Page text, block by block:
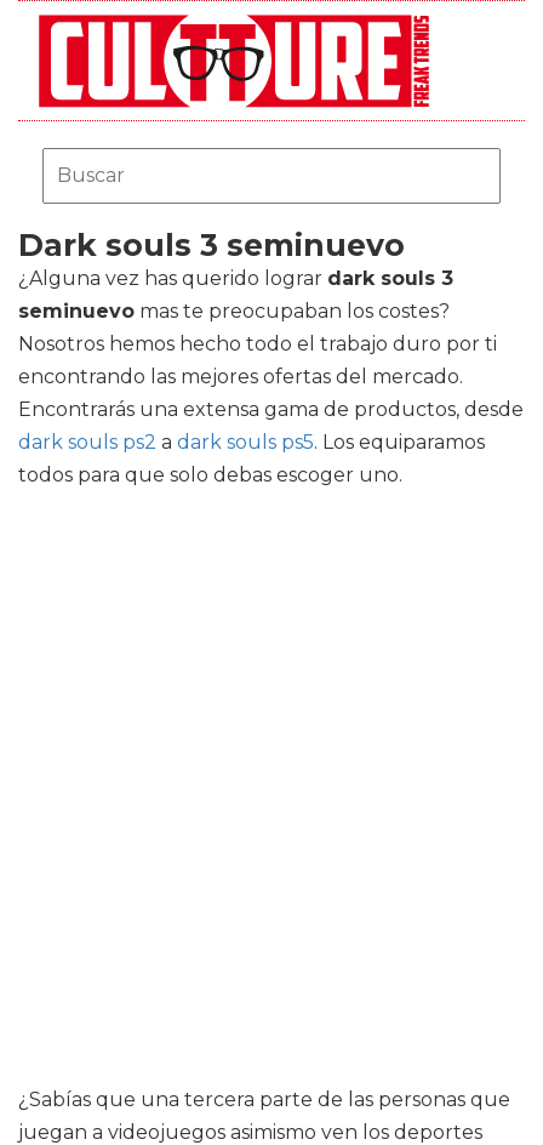
Dark souls 3 seminuevo
¿Alguna vez has querido lograr dark souls 3
seminuevo mas te preocupaban los costes?
Nosotros hemos hecho todo el trabajo duro por ti
encontrando las mejores ofertas del mercado.
Encontrarás una extensa gama de productos, desde
dark souls ps2 a dark souls ps5. Los equiparamos
todos para que solo debas escoger uno.
¿Sabías que una tercera parte de las personas que
juegan a videojuegos asimismo ven los deportes